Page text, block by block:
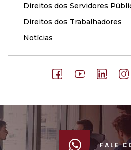
Direitos dos Servidores
Direitos dos Trabalhadores
Notícias
FALE